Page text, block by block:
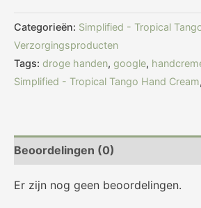
Categorieën: Simplified - Tropical
Verzorgingsproducten
Tags: droge handen, google,
Simplified - Tropical Tango Hand Cream,
Beoordelingen (0)
Er zijn nog geen beoordelingen.